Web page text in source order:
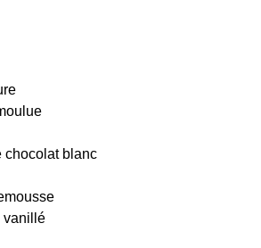
chocolat blanc
vanillé